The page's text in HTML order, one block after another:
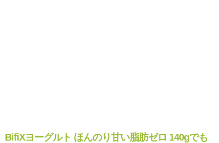
BifiXヨーグルト ほんのり甘い脂肪ゼロ 140gでも